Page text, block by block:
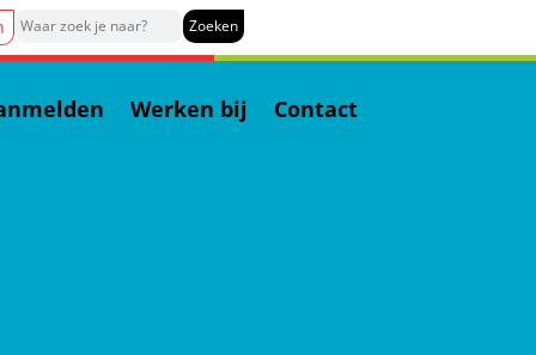
Werken bij Contact